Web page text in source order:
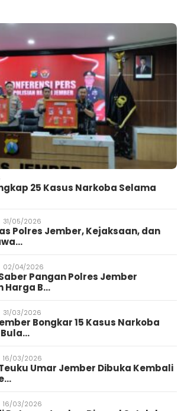
25 Kasus Narkoba Selama
31/05/2026
Polres Jember, Kejaksaan, dan
02/04/2026
Pangan Polres Jember
Harga B…
31/03/2026
Bongkar 15 Kasus Narkoba
16/03/2026
Teuku Umar Jember Dibuka Kembali
16/03/2026